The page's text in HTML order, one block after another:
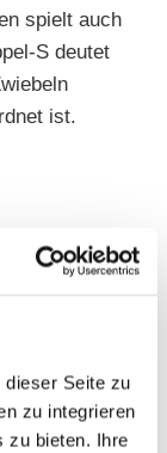
Seite zu
zu integrieren
zu bieten. Ihre
spielt auch
S deutet
ist.